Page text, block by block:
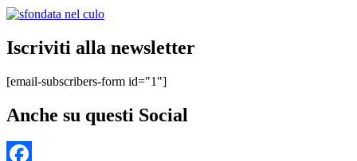
Iscriviti alla newsletter
[email-subscribers-form id="1"]
Anche su questi Social